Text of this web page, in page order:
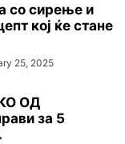
со сирење и
кој ќе стане
25, 2025
ОД
за 5